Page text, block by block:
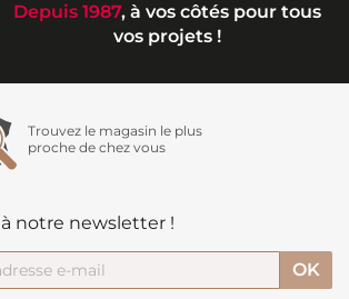
Depuis 1987, à vos côtés pour tous
vos projets !
Trouvez le magasin le plus
proche de chez vous
notre newsletter !